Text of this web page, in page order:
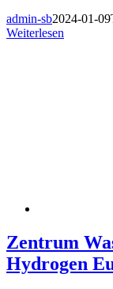
admin-sb2024-01-
Weiterlesen
Zentrum
Hydrogen